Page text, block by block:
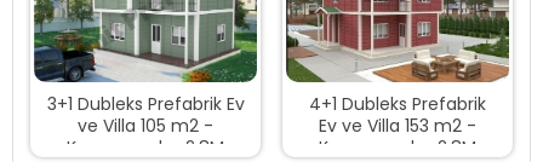
3+1 Dubleks Prefabrik Ev
ve Villa 105 m2 -
Kampanyalı - 2.8M
4+1 Dubleks Prefabrik
Ev ve Villa 153 m2 -
Kampanyalı - 2.8M